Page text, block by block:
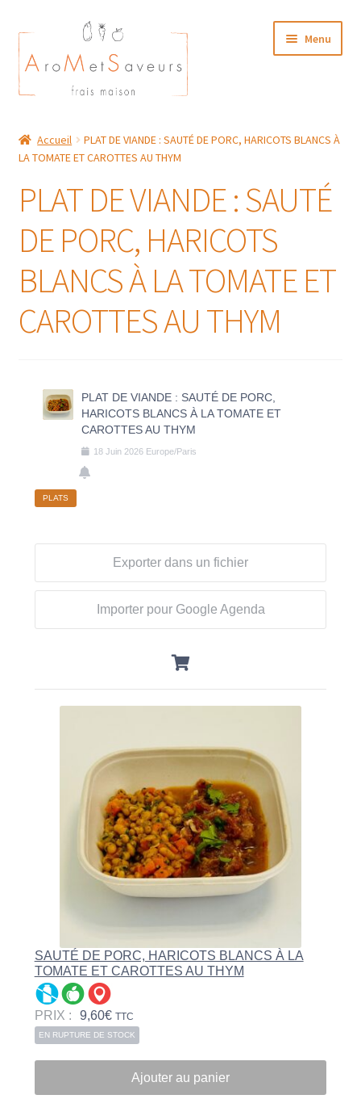
Aller
à
la
navigation
Aller
au
contenu
Menu
Plat du Jour/ Menu Week end
NOS BOUTIQUES
MON COMPTE
Accueil
PLAT DE VIANDE : SAUTÉ DE PORC, HARICOTS BLANCS À
LA TOMATE ET CAROTTES AU THYM
PLAT DE VIANDE : SAUTÉ
DE PORC, HARICOTS
BLANCS À LA TOMATE ET
CAROTTES AU THYM
PLAT DE VIANDE : SAUTÉ DE PORC,
HARICOTS BLANCS À LA TOMATE ET
CAROTTES AU THYM
18 Juin 2026 Europe/Paris
PLATS
Exporter dans un fichier
Importer pour Google Agenda
SAUTÉ DE PORC, HARICOTS BLANCS À LA
TOMATE ET CAROTTES AU THYM
PRIX : 9,60€ TTC
EN RUPTURE DE STOCK
Ajouter au panier